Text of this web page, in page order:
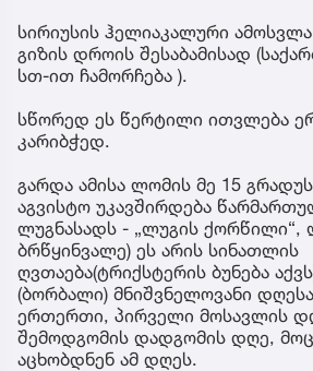
სირიუსის ჰელიაკალური
გიზის დროის შესაბამისად
სთ-ით ჩამორჩება ).
სწორედ ეს წერტილი ითვლება
კარიბჭედ.
გარდა ამისა ლომის მე 15
აგვისტო უკავშირდება
ლუგნასადს - „ლუგის ქორწილი“,
ბრწყინვალე) ეს არის სინათლის
ღვთაება(ტრიქსტერის ბუნება
(ბორბალი) მნიშვნელოვანი
ერთერთი, პირველი მოსავლის
შემოდგომის დადგომის დღე,
აცხობდნენ ამ დღეს.